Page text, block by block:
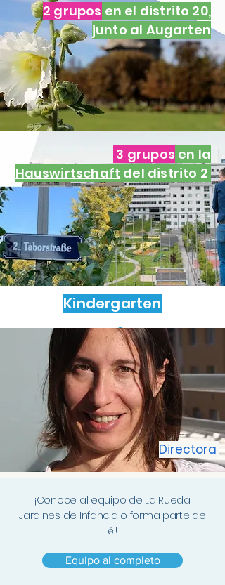
2 grupos en el distrito 20,
junto al Augarten
3 grupos en la
Hauswirtschaft del distrito 2
Kindergarten
Equipo
Directora
¡Conoce al equipo de La Rueda
Jardines de Infancia o forma parte de
él!
Equipo al completo